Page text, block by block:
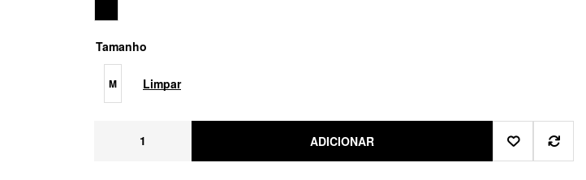
Tamanho
M Limpar
ADICIONAR